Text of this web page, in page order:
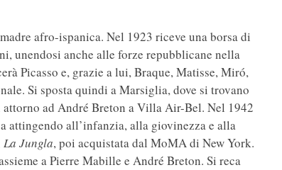
afro-ispanica. Nel 1923 riceve una borsa di
unendosi anche alle forze repubblicane nella
Picasso e, grazie a lui, Braque, Matisse, Miró,
Si sposta quindi a Marsiglia, dove si trovano
attorno ad André Breton a Villa Air-Bel. Nel 1942
attingendo all’infanzia, alla giovinezza e alla
La Jungla, poi acquistata dal MoMA di New York.
a Pierre Mabille e André Breton. Si reca